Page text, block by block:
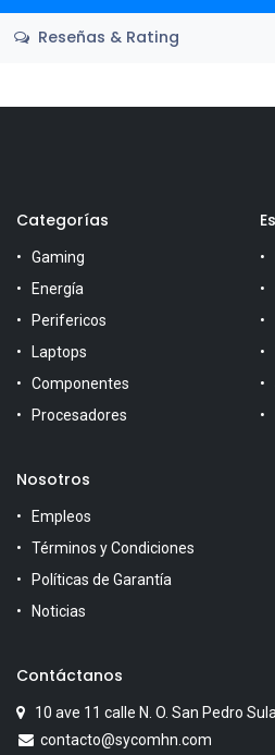
Reseñas & Rating
Categorías
Gaming
Energía
Perifericos
Laptops
Componentes
Procesadores
Nosotros
Empleos
Términos y Condiciones
Políticas de Garantía
Noticias
Contáctanos
10 ave 11 calle N. O. San Pedro
contacto@sycomhn.com